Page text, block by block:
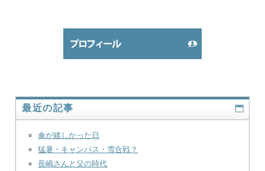
最近の記事
傘が嬉しかった日
猛暑・キャンパス・雪合戦？
長嶋さんと父の時代